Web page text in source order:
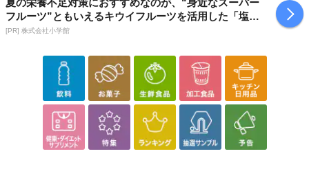
夏の栄養不足対策におすすめなのが、“身近なスーパー
フルーツ”ともいえるキウイフルーツを活用した「塩キ
ウイ」
[PR] 株式会社小学館